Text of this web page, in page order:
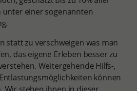
unter einer sogenannten
statt zu verschweigen was man
das eigene Erleben besser zu
Weitergehende Hilfs-,
können